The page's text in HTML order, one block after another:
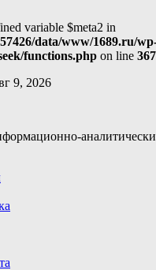
variable $meta2 in
data/www/1689.ru/
functions.php on line 367
9, 2026